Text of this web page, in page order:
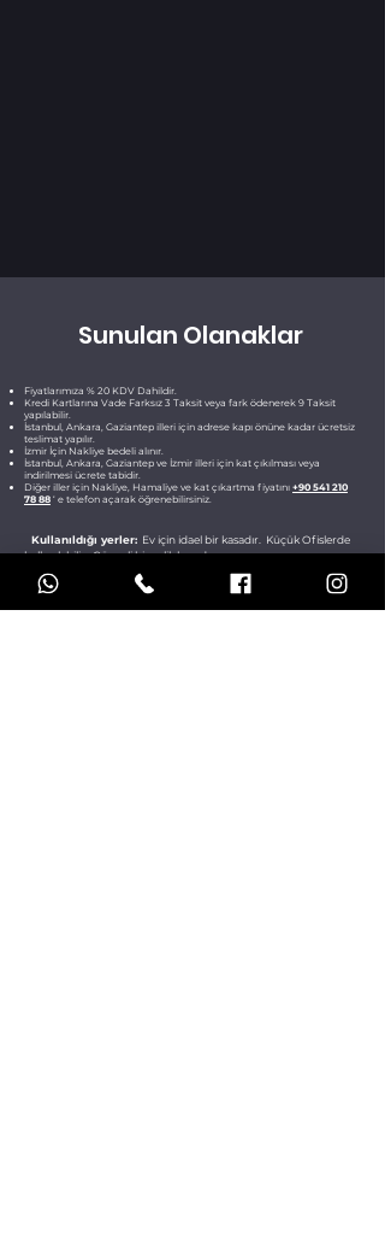
Sunulan Olanaklar
Fiyatlarımıza % 20 KDV Dahildir.
Kredi Kartlarına Vade Farksız 3 Taksit veya fark ödenerek 9 Taksit
yapılabilir.
İstanbul, Ankara, Gaziantep illeri için adrese kapı önüne kadar ücretsiz
teslimat yapılır.
İzmir İçin Nakliye bedeli alınır.
İstanbul, Ankara, Gaziantep ve İzmir illeri için kat çıkılması veya
indirilmesi ücrete tabidir.
Diğer iller için Nakliye, Hamaliye ve kat çıkartma fiyatını +90 541 210
78 88 ‘ e telefon açarak öğrenebilirsiniz.
Kullanıldığı yerler: Ev için idael bir kasadır. Küçük Ofislerde
kullanılabilir. Güvenli bir çelik kasadır.